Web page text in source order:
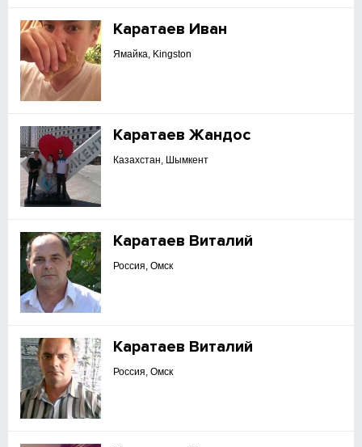
Каратаев Иван
Ямайка, Kingston
Каратаев Жандос
Казахстан, Шымкент
Каратаев Виталий
Россия, Омск
Каратаев Виталий
Россия, Омск